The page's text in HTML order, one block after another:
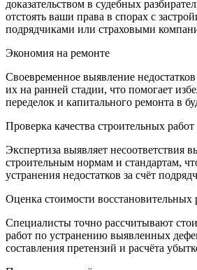
доказательством в судебных
отстоять ваши права в спорах с
подрядчиками или страховыми
Экономия на ремонте
Своевременное выявление недостатков
их на ранней стадии, что помогает
переделок и капитального ремонта в
Проверка качества строительных работ
Экспертиза выявляет несоответствия
строительным нормам и стандартам,
устранения недостатков за счёт
Оценка стоимости восстановительных
Специалисты точно рассчитывают
работ по устранению выявленных
составления претензий и расчёта